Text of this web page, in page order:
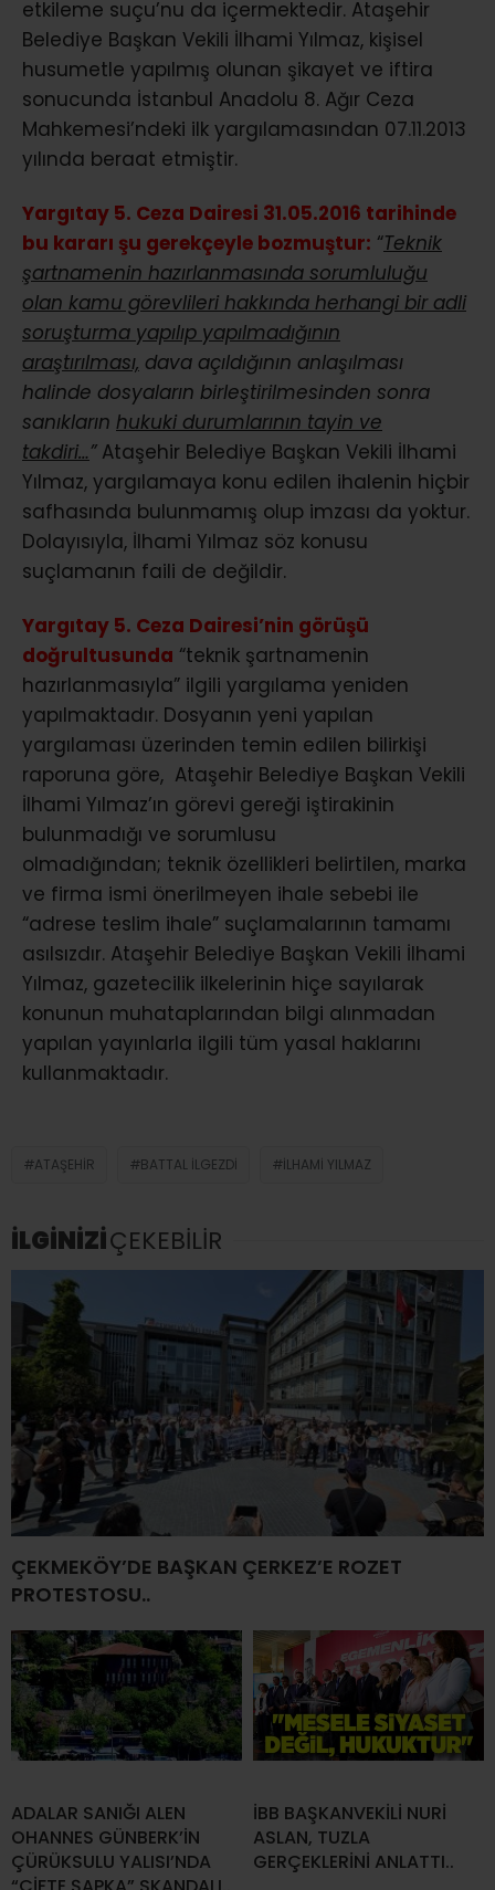
etkileme suçu’nu da içermektedir. Ataşehir
Belediye Başkan Vekili İlhami Yılmaz, kişisel
husumetle yapılmış olunan şikayet ve iftira
sonucunda İstanbul Anadolu 8. Ağır Ceza
Mahkemesi’ndeki ilk yargılamasından 07.11.2013
yılında beraat etmiştir.
Yargıtay 5. Ceza Dairesi 31.05.2016 tarihinde
bu kararı şu gerekçeyle bozmuştur: “Teknik
şartnamenin hazırlanmasında sorumluluğu
olan kamu görevlileri hakkında herhangi bir adli
soruşturma yapılıp yapılmadığının
araştırılması, dava açıldığının anlaşılması
halinde dosyaların birleştirilmesinden sonra
sanıkların hukuki durumlarının tayin ve
takdiri…” Ataşehir Belediye Başkan Vekili İlhami
Yılmaz, yargılamaya konu edilen ihalenin hiçbir
safhasında bulunmamış olup imzası da yoktur.
Dolayısıyla, İlhami Yılmaz söz konusu
suçlamanın faili de değildir.
Yargıtay 5. Ceza Dairesi’nin görüşü
doğrultusunda “teknik şartnamenin
hazırlanmasıyla” ilgili yargılama yeniden
yapılmaktadır. Dosyanın yeni yapılan
yargılaması üzerinden temin edilen bilirkişi
raporuna göre, Ataşehir Belediye Başkan Vekili
İlhami Yılmaz’ın görevi gereği iştirakinin
bulunmadığı ve sorumlusu
olmadığından; teknik özellikleri belirtilen, marka
ve firma ismi önerilmeyen ihale sebebi ile
“adrese teslim ihale” suçlamalarının tamamı
asılsızdır. Ataşehir Belediye Başkan Vekili İlhami
Yılmaz, gazetecilik ilkelerinin hiçe sayılarak
konunun muhataplarından bilgi alınmadan
yapılan yayınlarla ilgili tüm yasal haklarını
kullanmaktadır.
ATAŞEHIR BATTAL İLGEZDI İLHAMI YILMAZ
İLGİNİZİÇEKEBİLİR
ÇEKMEKÖY’DE BAŞKAN ÇERKEZ’E ROZET
PROTESTOSU..
ADALAR SANIĞI ALEN
OHANNES GÜNBERK’İN
ÇÜRÜKSULU YALISI’NDA
İBB BAŞKANVEKİLİ NURİ
ASLAN, TUZLA
GERÇEKLERİNİ ANLATTI..